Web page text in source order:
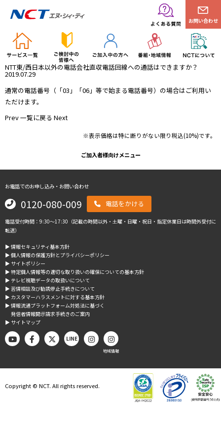
お問い合わせ
NTT東/西日本以外の電話会社直収電話回線への通話はできますか？
2019.07.29
通常の電話番号（「03」「06」等で始まる電話番号）の場合はご利用い
ただけます。
Prev一覧に戻る Next
※表示価格は特に断りがない限り税込(10%)です。
ご加入者様向けメニュー
お電話でのお申し込み・お問い合わせ
0120-080-009 電話をかける
電話受付時間：9:30～17:30（記載の時間以外・土曜・日曜・祝日・指定休業日は時間外受付に
転送）
▶︎ 情報セキュリティ基本方針
▶︎ 個人情報の保護方針とプライバシーポリシー
▶︎ サイトポリシー
▶︎ 特定個人情報等の適切な取り扱いの確保についての基本方針
▶︎ テレビ視聴データの取扱いについて
▶︎ 苦情相談及び勧誘停止手続きについて
▶︎ カスタマーハラスメントに対する基本方針
▶︎ 情報流通プラットフォーム対処法に基づく
発信者情報開示請求手続きのご案内
▶︎ サイトマップ
LINE
地域情報
Copyright © NCT. All rights reserved.